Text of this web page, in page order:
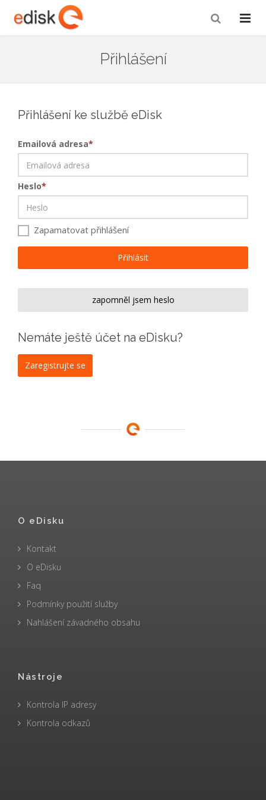
Přihlášení
Přihlášení ke službě eDisk
Emailová adresa*
Heslo*
Zapamatovat přihlášení
zapomněl jsem heslo
Nemáte ještě účet na eDisku?
Zaregistrujte se
O eDisku
Kontakt
O eDisku
Faq
Podmínky použití služby
Nahlášení závadného obsahu
Nástroje
Kontrola IP adresy
Kontrola odkazů